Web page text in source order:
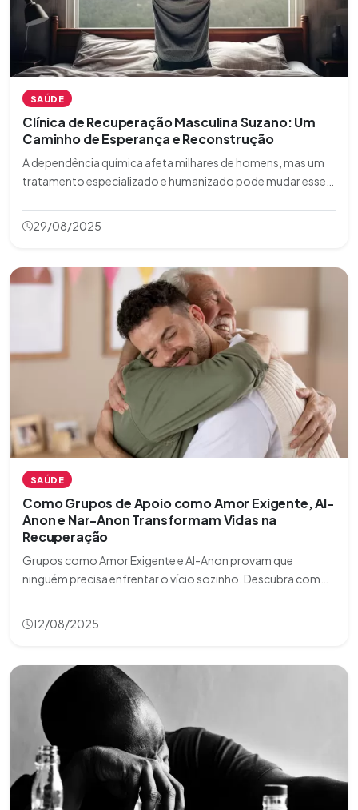
SAÚDE
Clínica de Recuperação Masculina Suzano: Um
Caminho de Esperança e Reconstrução
A dependência química afeta milhares de homens, mas um
tratamento especializado e humanizado pode mudar esse
e laços restaurados. Leia e dê o primeiro passo hoje!
29/08/2025
SAÚDE
Como Grupos de Apoio como Amor Exigente, Al-
Anon e Nar-Anon Transformam Vidas na
Recuperação
Grupos como Amor Exigente e Al-Anon provam que
ninguém precisa enfrentar o vício sozinho. Descubra como
reconstruir vidas. Busque ajuda hoje mesmo!
12/08/2025